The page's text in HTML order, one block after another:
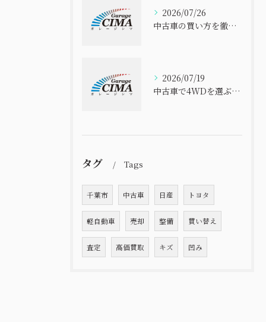
2026/07/26
中古車の買い方を徹底解説 初心者でも失敗しない選び方と安心購入ガイド
2026/07/19
中古車で4WDを選ぶなら千葉県のコスパと信頼性を徹底比較
タグ Tags
千葉市 中古車 日産 トヨタ
軽自動車 売却 整備 買い替え
査定 高価買取 キズ 凹み